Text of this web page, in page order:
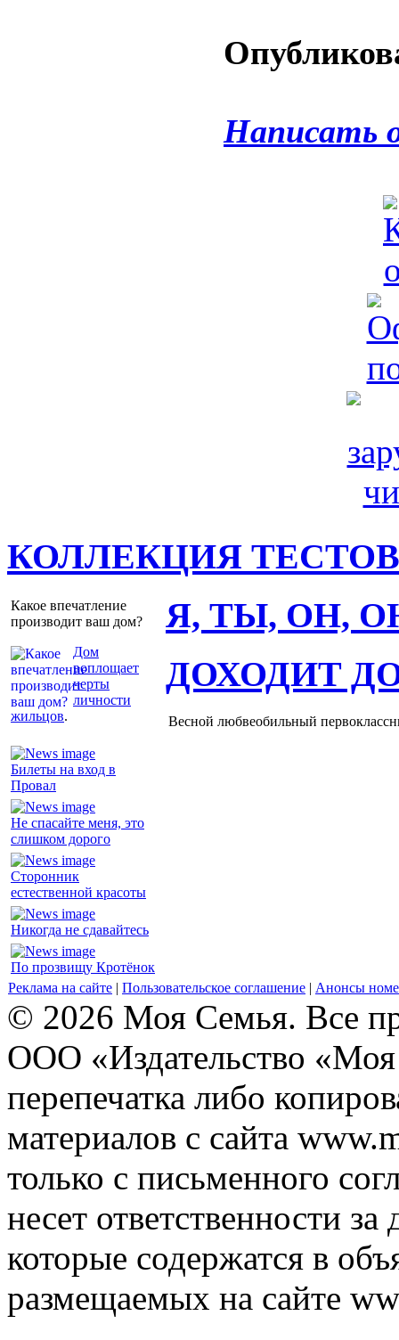
Написать
КОЛЛЕКЦИЯ ТЕСТОВ
Какое впечатление
производит ваш дом?
Дом
воплощает
черты
личности
жильцов.
Я, ТЫ, ОН,
Билеты на вход в
Провал
Не спасайте меня, это
слишком дорого
Сторонник
естественной красоты
Никогда не сдавайтесь
По прозвищу Кротёнок
ДОХОДИТ
Весной любвеобильный
Реклама на сайте | Пользовательское соглашение | Анонсы
© 2026 Моя Семья. Все
ООО «Издательство
перепечатка либо
материалов с сайта
только с письменного
несет ответственности
которые содержатся в
размещаемых на сайте